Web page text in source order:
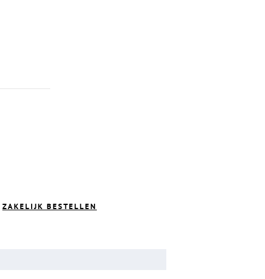
ZAKELIJK BESTELLEN